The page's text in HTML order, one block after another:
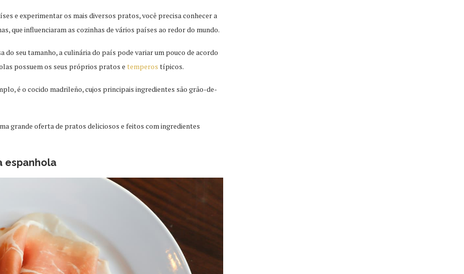
e experimentar os mais diversos pratos, você precisa conhecer a
que influenciaram as cozinhas de vários países ao redor do mundo.
do seu tamanho, a culinária do país pode variar um pouco de acordo
possuem os seus próprios pratos e temperos típicos.
é o cocido madrileño, cujos principais ingredientes são grão-de-
grande oferta de pratos deliciosos e feitos com ingredientes
espanhola